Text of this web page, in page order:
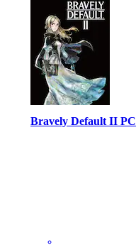
Bravely Default II PC